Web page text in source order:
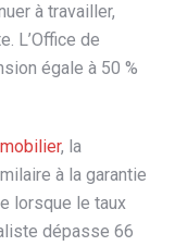
à travailler,
L’Office de
égale à 50 %
, la
à la garantie
lorsque le taux
dépasse 66